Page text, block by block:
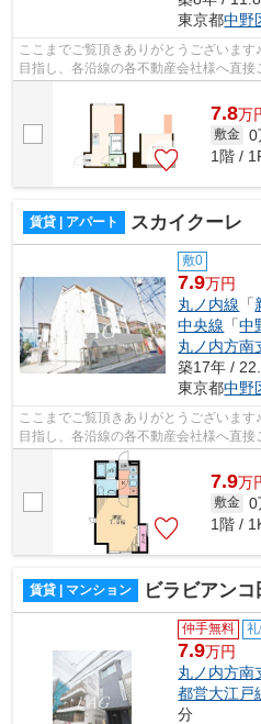
東京都中野
ここまでご覧頂きありがとうございま
目指し、各沿線の各不動産会社様へ直
7.8万
敷金 0
1階 /
賃貸 | アパート スカイクーレ
敷0
7.9万円
丸ノ内線 「
中央線 「中
丸ノ内方南
築17年 /
東京都中野
ここまでご覧頂きありがとうございま
目指し、各沿線の各不動産会社様へ直
様へ提供しております！最新の情報は...
7.9万
敷金 0
1階 /
賃貸 | マンション ビラビアンコ
仲手無料
7.9万円
丸ノ内方南
都営大江戸
分